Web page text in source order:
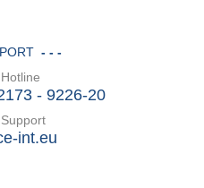
- 9226-20
- - -
int.eu